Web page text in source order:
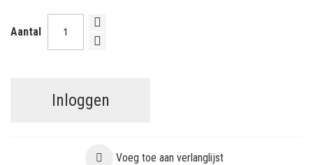
Aantal
Inloggen
Voeg toe aan verlanglijst